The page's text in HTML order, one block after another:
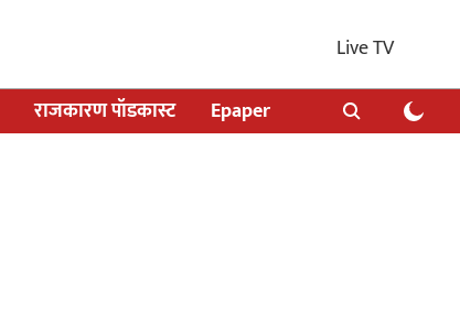
Live TV
राजकारण पॉडकास्ट Epaper